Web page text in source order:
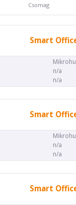
Csomag
Smart
n/a
n/a
Smart
n/a
n/a
Smart